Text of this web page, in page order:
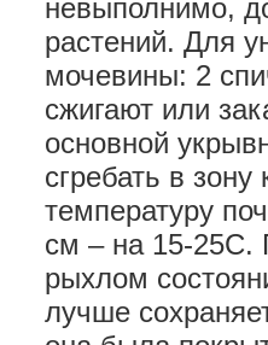
невыполнимо,
растений. Для
мочевины: 2
сжигают или
основной
сгребать в
температуру
см – на 15-25С.
рыхлом
лучше